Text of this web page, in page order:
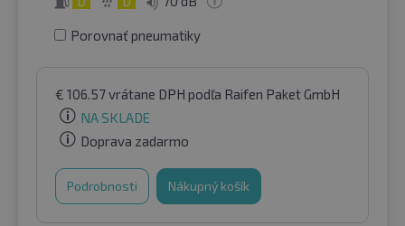
Porovnať pneumatiky
€ 106.57vrátane DPH podľa Raifen Paket GmbH
NA SKLADE
Doprava zadarmo
Podrobnosti Nákupný košík